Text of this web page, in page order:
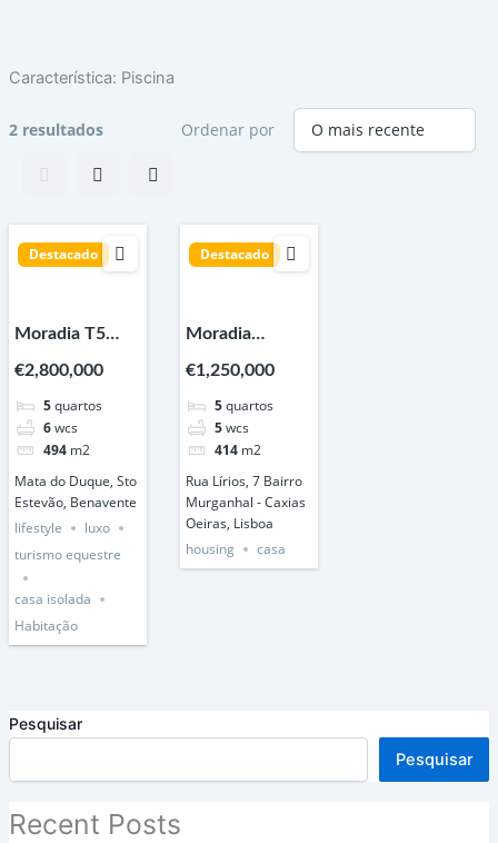
Característica: Piscina
2 resultados Ordenar por
Destacado
Moradia T5
com design
Mata do Duque
– Santo
Benavente
€2,800,000
5quartos
6wcs
494 m2
Mata do Duque, Sto
Estevão, Benavente
lifestyle
luxo
turismo equestre
casa isolada
Habitação
Destacado
Moradia
contemporânea
Lisboa
€1,250,000
5quartos
5wcs
414 m2
Rua Lírios, 7 Bairro
Murganhal - Caxias
Oeiras, Lisboa
housing
casa
Pesquisar
Pesquisar
Recent Posts